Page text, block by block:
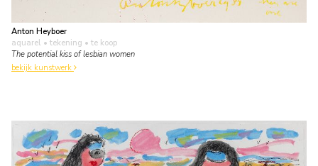
Anton Heyboer
aquarel • tekening • te koop
The potential kiss of lesbian women
bekijk kunstwerk